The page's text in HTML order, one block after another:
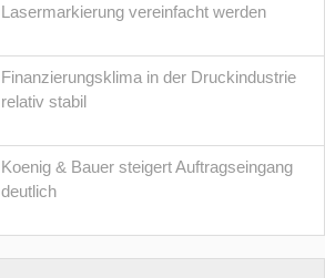
Lasermarkierung vereinfacht werden
Finanzierungsklima in der Druckindustrie
relativ stabil
Koenig & Bauer steigert Auftragseingang
deutlich